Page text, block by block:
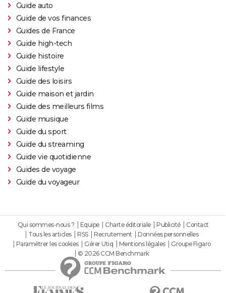
Guide auto
Guide de vos finances
Guides de France
Guide high-tech
Guide histoire
Guide lifestyle
Guide des loisirs
Guide maison et jardin
Guide des meilleurs films
Guide musique
Guide du sport
Guide du streaming
Guide vie quotidienne
Guides de voyage
Guide du voyageur
Qui sommes-nous ? Equipe Charte éditoriale Publicité
Contact
Tous les articles
RSS Recrutement
Données personnelles
Paramétrer les cookies
Gérer Utiq Mentions légales
Groupe Figaro
© 2026 CCM Benchmark